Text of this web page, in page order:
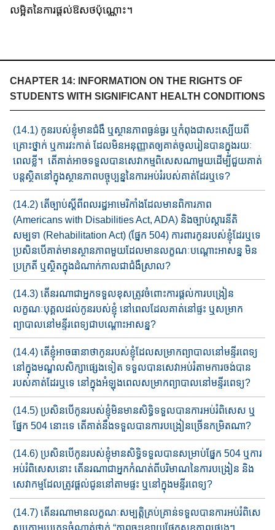
CHAPTER 14: INFORMATION ON THE RIGHTS OF
STUDENTS WITH SIGNIFICANT HEALTH CONDITIONS
(14.1) កូនរបស់ខ្ញុំ​មា​នជំងឺ ឬ​ស្ថានភាព​ធ្ងន់ធ្ងរ ឬ​កំពុង​ជាសះស្បើយ​ពី​
គ្រោះ​ថ្នាក់ ឬ​ការវះកាត់ ដែល​មិនអនុញ្ញាតឲ្យគាត់​ចូល​រៀន​បាន​ក្នុងរយៈ​
ពេល​ខ្លី​​​។​ តើ​គាត់អាចទទួលបានសេវាកម្ម​ពិសេស​ណាមួយ​ដើម្បី​ជួយ​គាត់​
បន្ត​ស្ថិតនៅក្នុង​ស្ថានភាព​បច្ចុប្បន្ន​នៃ​ការអប់រំ​របស់គាត់​ដែរឬទេ​​?
(14.2) តើច្បាប់​ស្តីពី​ពលរដ្ឋ​អាមេរិកាំង​ដែល​មាន​ពិការភាព​
(Americans with Disabilities Act, ADA) និង​ច្បាប់ស្តារនីតិ
សម្បទា​ (Rehabilitation Act) (ផ្នែក​ 504) ការពារកូនរបស់ខ្ញុំ​ដែរឬទេ​
ប្រសិន​បើ​គាត់​មានស្ថានភា​ព​​មួយដែល​មានលក្ខណៈបណ្តោះអាសន្ន មិន
ប្រក្រតី ឬ​ស្ថិតក្នុងដំណាក់​កាលជាជំងឺ​ស្រាល​?
(14.3) តើនរណាជាអ្នកទទួលខុសត្រូវ​ចំពោះការ​ផ្តល់​ការបង្រៀន​
លក្ខណៈ​​បុគ្គល​​ដល់កូនរបស់ខ្ញុំ​ នៅពេលដែលគាត់នៅផ្ទះ ឬ​សម្រាក
ព្យាបាល​នៅ​​មន្ទីរពេទ្យ​ជាបណ្តោះអាសន្ន​?
(14.4) តើ​ខ្ញុំអាច​ធានា​ថា​កូនរបស់ខ្ញុំ​ដែល​សម្រាកព្យាបាលនៅ​មន្ទីរពេទ្យ​
នៅក្នុងមណ្ឌលសិក្សា​ផ្សេងទៀត ទទួលបាន​សេវាអប់រំតាមការចង់​បាន​​​​
របស់​គាត់​ដែរឬទេ នៅក្នុង​អំឡុងពេល​សម្រាកព្យាបាល​នៅ​មន្ទីរពេទ្យ​​?
(14.5) ប្រសិនបើកូន​របស់ខ្ញុំ​មិនមានសិទ្ធិទទួលបានការអប់រំពិសេស​ ឬ​
ផ្នែក​ 504 នោះទេ តើ​គាត់​នឹងទទួលបានការ​បង្រៀន​ច្រើនកម្រិត​ណា​?
(14.6) ប្រសិនបើ​កូនរបស់ខ្ញុំ​មានសិទ្ធិទទួលបានសម្រាប់​ផ្នែក​ 504 ឬការ​
អប់រំ​​ពិសេស​នោះ​ តើ​នរណា​ជាអ្នកកំណត់​ពីបរិមាណ​​នៃការបង្រៀន និង
សេវាកម្ម​ដែលត្រូវ​ផ្តល់ជូន​នៅតាមផ្ទះ ឬ​នៅក្នុងមន្ទីរពេទ្យ​?
(14.7) តើនរណាមាន​លក្ខណៈសម្បត្តិគ្រប់គ្រាន់​ទទួលបាន​ការអប់រំ​ពិសេ​
ស​​​​ក្រោម​ប្រភេទចំណាត់ថ្នាក់​ “ភាពចុះខ្សោយ​ផ្នែកសុខភាពផ្សេង​ៗ ​
លម្អិត​នៃ​ការផ្តល់​ឱសថ​ប៉ុណ្ណោះ​។​